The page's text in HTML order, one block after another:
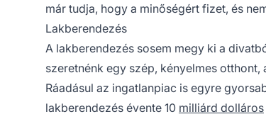
már tudja, hogy a minőségért fizet, és
Lakberendezés
A lakberendezés sosem megy ki a
szeretnénk egy szép, kényelmes otthont,
Ráadásul az ingatlanpiac is egyre
lakberendezés évente 10 milliárd dolláros